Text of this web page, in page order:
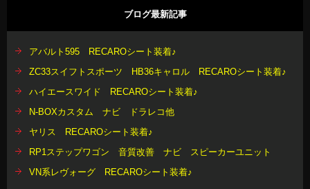
ブログ最新記事
アバルト595 RECAROシート装着♪
ZC33スイフトスポーツ HB36キャロル RECAROシート装着♪
ハイエースワイド RECAROシート装着♪
N-BOXカスタム ナビ ドラレコ他
ヤリス RECAROシート装着♪
RP1ステップワゴン 音質改善 ナビ スピーカーユニット
VN系レヴォーグ RECAROシート装着♪